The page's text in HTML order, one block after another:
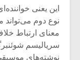
این یعنی
نوع دوم می‌تواند
معنای ارتباط
سریالیسم
نوشته‌های